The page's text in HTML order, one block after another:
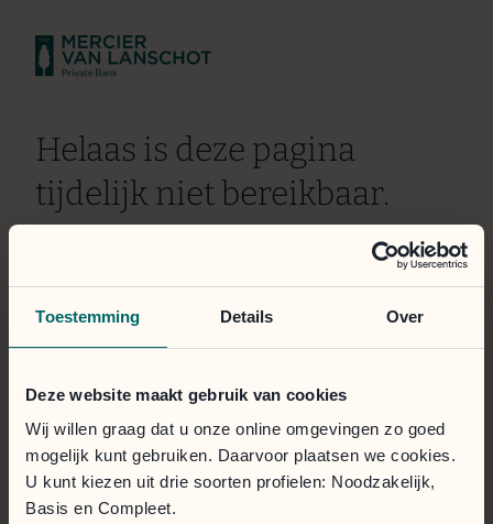
Toestemming Details Over
Deze website maakt gebruik van cookies
Wij willen graag dat u onze online omgevingen zo goed
mogelijk kunt gebruiken. Daarvoor plaatsen we cookies.
U kunt kiezen uit drie soorten profielen: Noodzakelijk,
Basis en Compleet.
Helaas is deze pagina
tijdelijk niet bereikbaar.
Wij doen er alles aan om het probleem zo snel mogelijk
Inloggen